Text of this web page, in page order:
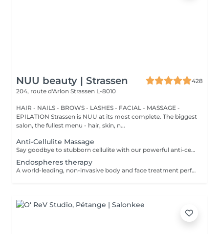
NUU beauty | Strassen
428
204, route d'Arlon Strassen L-8010
HAIR - NAILS - BROWS - LASHES - FACIAL - MASSAGE -
EPILATION Strassen is NUU at its most complete. The biggest
salon, the fullest menu - hair, skin, n...
Anti-Cellulite Massage
Say goodbye to stubborn cellulite with our powerful anti-cellulite massage! This intensive treatment uses firm, targeted techniques to stimulate circulation, break down fat deposits, and smooth the skin's texture. By enhancing lymphatic flow and increasing metabolism, it visibly reduces the appearance of dimples and improves overall skin tone. Ideal as part of a body contouring plan. Age restrictions: recommended to do from 16 years. Post procedure recommendations: do not do sport and any sharp movements for 2-3 hours after the procedure. Frequency: 2-3 times per week, 10 times in total. Repeat once in 3-6 months.
Endospheres therapy
A world-leading, non-invasive body and face treatment performed using the original 3rd-generation Endospheres® technology one of the most advanced solutions on the market for sculpting, drainage, and skin firming. This Italian medical technology combines microvibration, deep lymphatic drainage, and muscle stimulation to deliver visible results from the very first session. Why Endospheres® at NUU: Original 3rd-generation Endospheres® device · Authentic Italian technology · Instant lightness, firmness, and contouring · Safe, natural, and highly effective · No downtime Key benefits: Reduces cellulite and water retention Improves blood and lymphatic circulation Firms and tightens the skin Relieves muscle tension and heaviness Stimulates collagen and natural glow A.F.T. (Abdominal Fat Treatment) Advanced thermal and vacuum technology designed to activate fat metabolism, enhance lymphatic drainage, and sculpt the abdominal area safely and comfortably. Recommended from: 18+ Post-care: No downtime Frequency: Course recommended for optimal results Results are visible and progressive with regular sessions.